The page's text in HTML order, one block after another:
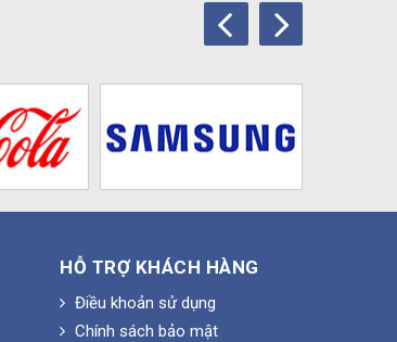
HỖ TRỢ KHÁCH HÀNG
Điều khoản sử dụng
Chính sách bảo mật